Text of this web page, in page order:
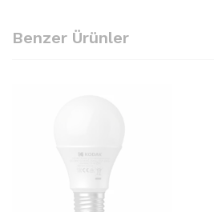
Benzer Ürünler